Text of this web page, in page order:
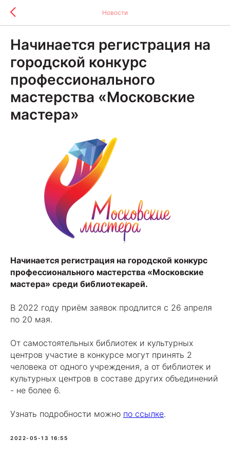
Новости
Начинается регистрация на
городской конкурс
профессионального
мастерства «Московские
мастера»
Начинается регистрация на городской конкурс
профессионального мастерства «Московские
мастера» среди библиотекарей.
В 2022 году приём заявок продлится с 26 апреля
по 20 мая.
От самостоятельных библиотек и культурных
центров участие в конкурсе могут принять 2
человека от одного учреждения, а от библиотек и
культурных центров в составе других объединений
- не более 6.
Узнать подробности можно по ссылке.
2022-05-13 16:55